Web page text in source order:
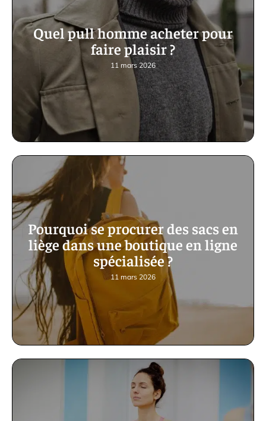
Quel pull homme acheter pour
faire plaisir ?
11 mars 2026
Pourquoi se procurer des sacs en
liège dans une boutique en ligne
spécialisée ?
11 mars 2026